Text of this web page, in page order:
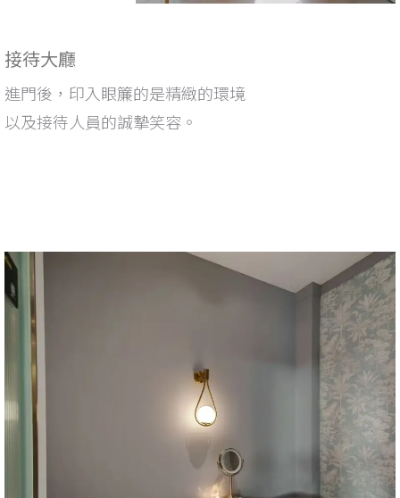
接待大廳
進門後，印入眼簾的是精緻的環境
以及接待人員的誠摯笑容。